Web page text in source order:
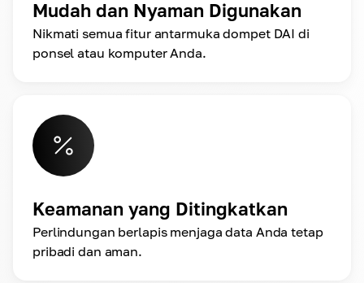
Mudah dan Nyaman Digunakan
Nikmati semua fitur antarmuka dompet DAI di
ponsel atau komputer Anda.
Keamanan yang Ditingkatkan
Perlindungan berlapis menjaga data Anda tetap
pribadi dan aman.